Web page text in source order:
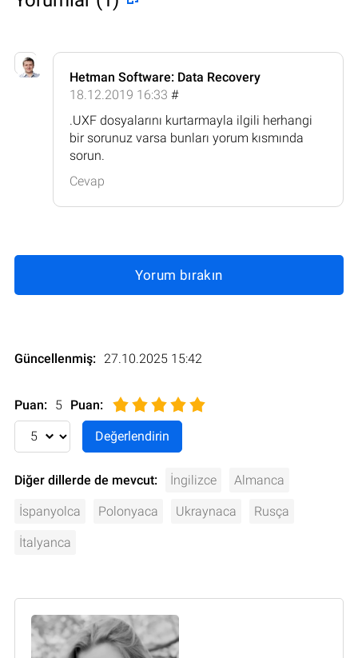
Hetman Software: Data Recovery
18.12.2019 16:33 #
.UXF dosyalarını kurtarmayla ilgili herhangi
bir sorunuz varsa bunları yorum kısmında
sorun.
Cevap
Yorum bırakın
Güncellenmiş: 27.10.2025 15:42
Puan: 5 Puan:
Diğer dillerde de mevcut: İngilizce Almanca
İspanyolca Polonyaca Ukraynaca Rusça
İtalyanca